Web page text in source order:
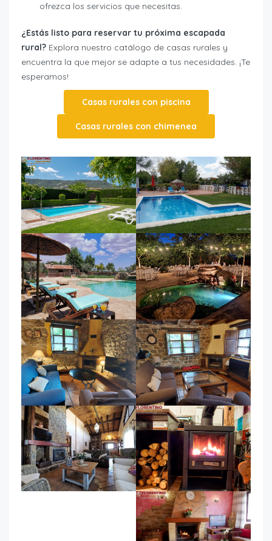
ofrezca los servicios que necesitas.
¿Estás listo para reservar tu próxima escapada
rural? Explora nuestro catálogo de casas rurales y
encuentra la que mejor se adapte a tus necesidades. ¡Te
esperamos!
Casas rurales con piscina
Casas rurales con chimenea